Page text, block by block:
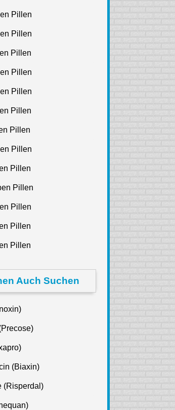
Pillen
Pillen
Pillen
Pillen
Pillen
Pillen
Pillen
Pillen
Pillen
Pillen
Pillen
Pillen
Pillen
Auch Suchen
(Biaxin)
(Risperdal)